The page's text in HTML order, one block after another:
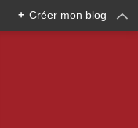
+ Créer mon blog